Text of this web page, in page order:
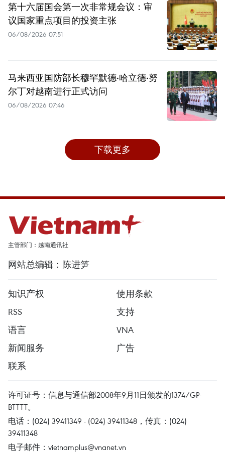
第十六届国会第一次非常规会议：审
议国家重点项目的投资主张
06/08/2026 07:51
马来西亚国防部长穆罕默德·哈立德·努
尔丁对越南进行正式访问
06/08/2026 07:46
下载更多
主管部门：越南通讯社
网站总编辑：陈进笋
知识产权
使用条款
RSS
支持
语言
VNA
新闻服务
广告
联系
许可证号：信息与通信部2008年9月11日颁发的1374/GP-
BTTTT。
电话：(024) 39411349 - (024) 39411348，传真：(024)
39411348
电子邮件： vietnamplus@vnanet.vn